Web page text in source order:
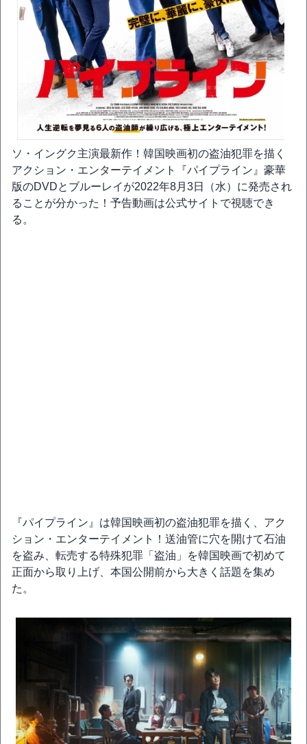
ソ・イングク主演最新作！韓国映画初の盗油犯罪を描く
アクション・エンターテイメント『パイプライン』豪華
版のDVDとブルーレイが2022年8月3日（水）に発売され
ることが分かった！予告動画は公式サイトで視聴でき
る。
『パイプライン』は韓国映画初の盗油犯罪を描く、アク
ション・エンターテイメント！送油管に穴を開けて石油
を盗み、転売する特殊犯罪「盗油」を韓国映画で初めて
正面から取り上げ、本国公開前から大きく話題を集め
た。